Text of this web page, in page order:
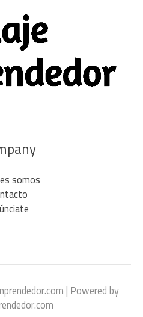
somos
| Powered by